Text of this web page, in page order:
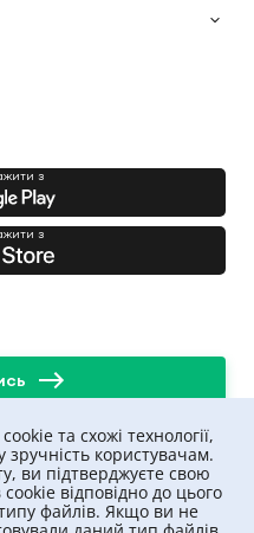
з
з
та схожі технології,
користувачам.
ви підтверджуєте свою
відповідно до цього
файлів. Якщо ви не